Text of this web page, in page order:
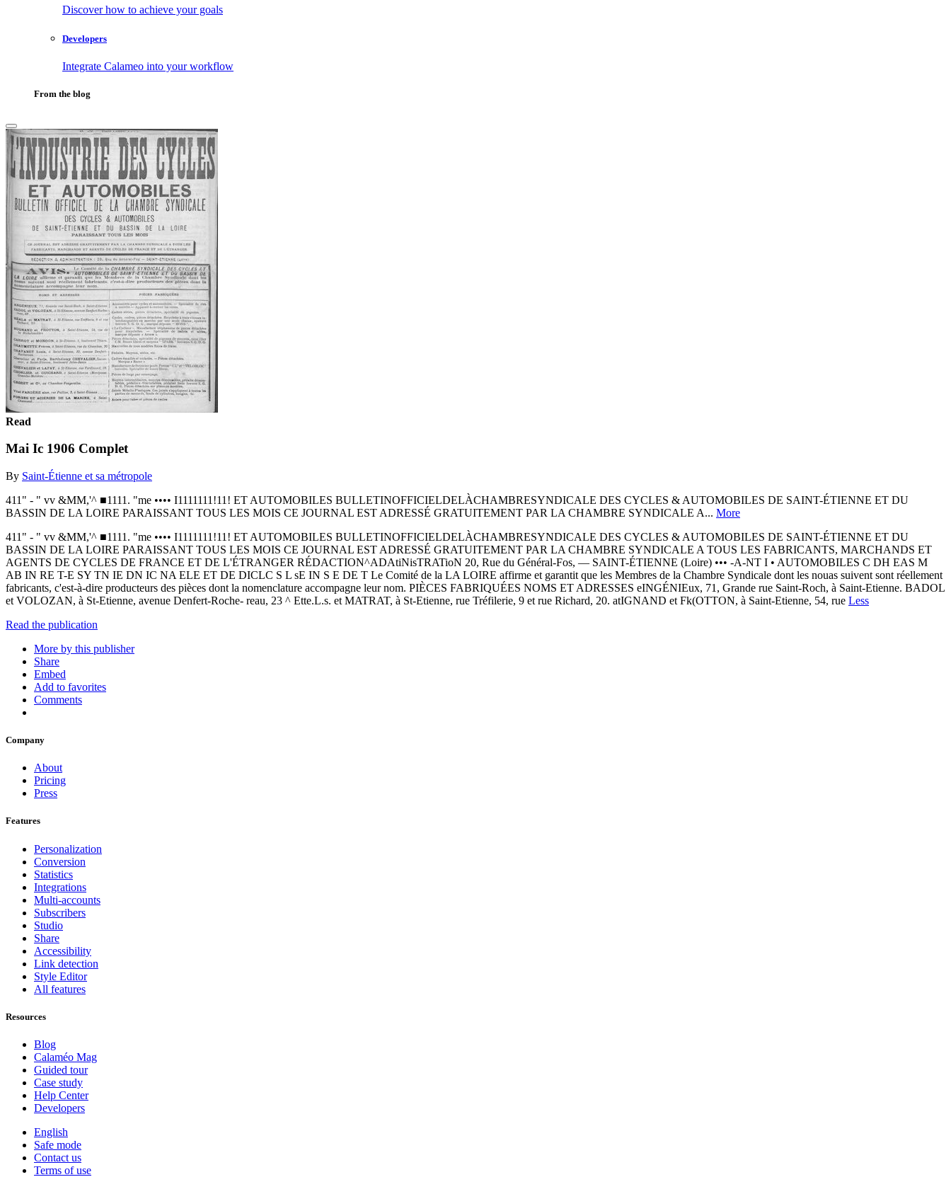
Discover how to achieve your goals
Developers
Integrate Calameo into your workflow
From the blog
Read
Mai Ic 1906 Complet
By Saint-Étienne et sa métropole
411" - " vv &MM,'^ ■1111. "me •••• I1111111!11! ET AUTOMOBILES BULLETINOFFICIELDELÀCHAMBRESYNDICALE DES CYCLES & AUTOMOBILES DE SAINT-ÉTIENNE ET DU
BASSIN DE LA LOIRE PARAISSANT TOUS LES MOIS CE JOURNAL EST ADRESSÉ GRATUITEMENT PAR LA CHAMBRE SYNDICALE A... More
411" - " vv &MM,'^ ■1111. "me •••• I1111111!11! ET AUTOMOBILES BULLETINOFFICIELDELÀCHAMBRESYNDICALE DES CYCLES & AUTOMOBILES DE SAINT-ÉTIENNE ET DU
BASSIN DE LA LOIRE PARAISSANT TOUS LES MOIS CE JOURNAL EST ADRESSÉ GRATUITEMENT PAR LA CHAMBRE SYNDICALE A TOUS LES FABRICANTS, MARCHANDS ET
AGENTS DE CYCLES DE FRANCE ET DE L'ÉTRANGER RÉDACTION^ADAtiNisTRATioN 20, Rue du Général-Fos, — SAINT-ÉTIENNE (Loire) ••• -A-NT I • AUTOMOBILES C DH EAS M
AB IN RE T-E SY TN IE DN IC NA ELE ET DE DICLC S L sE IN S E DE T Le Comité de la LA LOIRE affirme et garantit que les Membres de la Chambre Syndicale dont les nouas suivent sont réellement
fabricants, c'est-à-dire producteurs des pièces dont la nomenclature accompagne leur nom. PIÈCES FABRIQUÉES NOMS ET ADRESSES eINGÉNIEux, 71, Grande rue Saint-Roch, à Saint-Etienne. BADOL
et VOLOZAN, à St-Etienne, avenue Denfert-Roche- reau, 23 ^ Ette.L.s. et MATRAT, à St-Etienne, rue Tréfilerie, 9 et rue Richard, 20. atIGNAND et Fk(OTTON, à Saint-Etienne, 54, rue Less
Read the publication
More by this publisher
Share
Embed
Add to favorites
Comments
Company
About
Pricing
Press
Features
Personalization
Conversion
Statistics
Integrations
Multi-accounts
Subscribers
Studio
Share
Accessibility
Link detection
Style Editor
All features
Resources
Blog
Calaméo Mag
Guided tour
Case study
Help Center
Developers
English
Safe mode
Contact us
Terms of use